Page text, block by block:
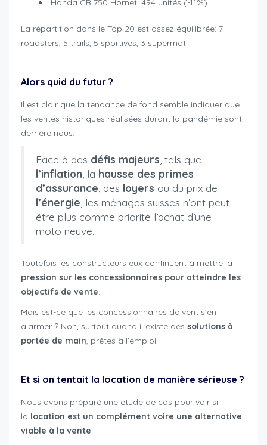
Honda CB 750 Hornet: 494 unités (-11%)
La répartition dans le Top 20 est assez équilibrée: 7
roadsters, 5 trails, 5 sportives, 3 supermot.
Alors quid du futur ?
Il est clair que la tendance de fond semble indiquer que
les ventes historiques réalisées durant la pandémie sont
derrière nous.
Face à des défis majeurs , tels que
l’inflation , la hausse des primes
d’assurance , des loyers ou du prix de
l’énergie , les ménages suisses n’ont peut-
être plus comme priorité l’achat d’une
moto neuve.
Toutefois les constructeurs eux continuent à mettre la
pression sur les concessionnaires pour atteindre les
objectifs de vente…
Mais est-ce que les concessionnaires doivent s’en
alarmer ? Non, surtout quand il existe des solutions à
portée de main, prêtes à l’emploi.
Et si on tentait la location de manière sérieuse ?
Nous avons préparé une étude de cas pour voir si
la location est un complément voire une alternative
viable à la vente.